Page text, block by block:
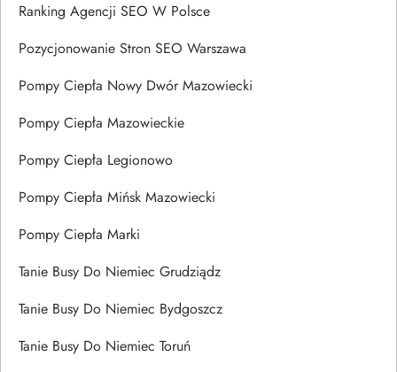
Ranking Agencji SEO W Polsce
Pozycjonowanie Stron SEO Warszawa
Pompy Ciepła Nowy Dwór Mazowiecki
Pompy Ciepła Mazowieckie
Pompy Ciepła Legionowo
Pompy Ciepła Mińsk Mazowiecki
Pompy Ciepła Marki
Tanie Busy Do Niemiec Grudziądz
Tanie Busy Do Niemiec Bydgoszcz
Tanie Busy Do Niemiec Toruń